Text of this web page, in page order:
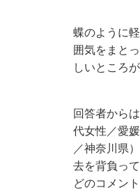
蝶のように
囲気をまと
しいところ
回答者から
代女性／愛
／神奈川県
去を背負っ
どのコメン